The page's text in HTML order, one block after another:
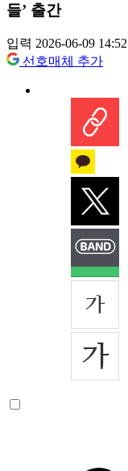
들’ 출간
입력 2026-06-09 14:52
선호매체 추가